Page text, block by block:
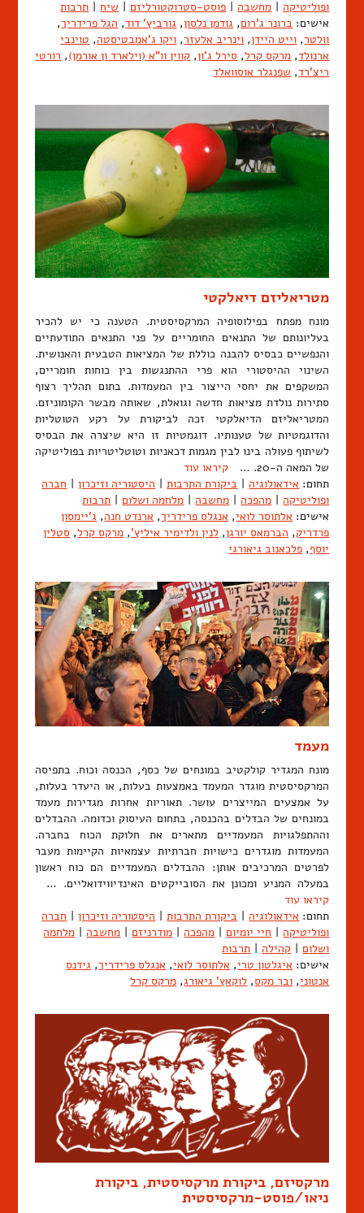
ופוליטיקה | מחשבה | פוסט-סטרוקטורליזם | שיח | תרבות
אישים: ברונר ג'רום, גודמן נלסון, גורביץ' דוד, הגל פרידריך,
וולטר, וייט היידן, וינריב אלעזר, ויקו ג'אמבטיסטה, טוינבי
ארנולד, מרקס קרל, סירל ג'ון, קווין וו"א (וילארד ון אורמן), רורטי
ריצ'רד, שפנגלר אוסוואלד
מטריאליזם דיאלקטי
מונח מפתח בפילוסופיה המרקסיסטית. הטענה כי יש להכיר
בעליונותם של התנאים החומריים על פני התנאים התודעתיים
והנפשיים כבסיס להבנה כוללת של המציאות הטבעית והאנושית.
השינוי ההיסטורי הוא פרי ההתנגשות בין כוחות חומריים,
המשקפים את יחסי הייצור בין המעמדות. בתום תהליך רצוף
סתירות נולדת מציאות חדשה וגואלת, שאותה מבשר הקומוניזם.
המטריאליזם הדיאלקטי זכה לביקורת על רקע הטוטליות
והדוגמטיות של טענותיו. דוגמטיות זו היא שיצרה את הבסיס
לשיתוף פעולה בינו לבין מגמות דכאניות וטוטליטריות בפוליטיקה
של המאה ה-20. …
קיראו עוד
תחום: אידאולוגיה | ביקורת התרבות | היסטוריה וזיכרון | חברה
ופוליטיקה | מהפכה | מחשבה | מלחמה ושלום | תרבות
אישים: אלתוסר לואי, אנגלס פרידריך, ארנדט חנה, ג'יימסון
פרדריק, הברמאס יורגן, לנין ולדימיר איליץ', מרקס קרל, סטלין
יוסף, פלכאנוב גיאורגי
מעמד
מונח המגדיר קולקטיב במונחים של כסף, הכנסה וכוח. בתפיסה
המרקסיסטית מוגדר המעמד באמצעות בעלות, או היעדר בעלות,
על אמצעים המייצרים עושר. תאוריות אחרות מגדירות מעמד
במונחים של הבדלים בהכנסה, בתחום העיסוק וכדומה. ההבדלים
וההתפלגויות המעמדיים מתארים את חלוקת הכוח בחברה.
המעמדות מוגדרים כישויות חברתיות עצמאיות הקיימות מעבר
לפרטים המרכיבים אותן: ההבדלים המעמדיים הם כוח ראשון
במעלה המניע ומכונן את הסובייקטים האינדיווידואליים. …
קיראו עוד
תחום: אידאולוגיה | ביקורת התרבות | היסטוריה וזיכרון | חברה
ופוליטיקה | חיי יומיום | מהפכה | מודרניזם | מחשבה | מלחמה
ושלום | קהילה | תרבות
אישים: איגלטון טרי, אלתוסר לואי, אנגלס פרידריך, גידנס
אנטוני, ובר מקס, לוקאץ' גיאורג, מרקס קרל
מרקסיזם, ביקורת מרקסיסטית, ביקורת
ניאו/פוסט-מרקסיסטית